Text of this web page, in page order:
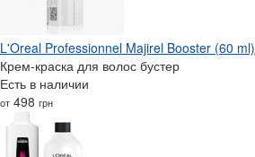
L'Oreal Professionnel Majirel Booster (60 ml)
Крем-краска для волос бустер
Есть в наличии
от 498 грн